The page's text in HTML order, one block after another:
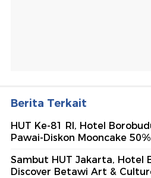
Berita Terkait
HUT Ke-81 RI, Hotel
Pawai-Diskon Mooncake 50%
Sambut HUT Jakarta, Hotel
Discover Betawi Art &